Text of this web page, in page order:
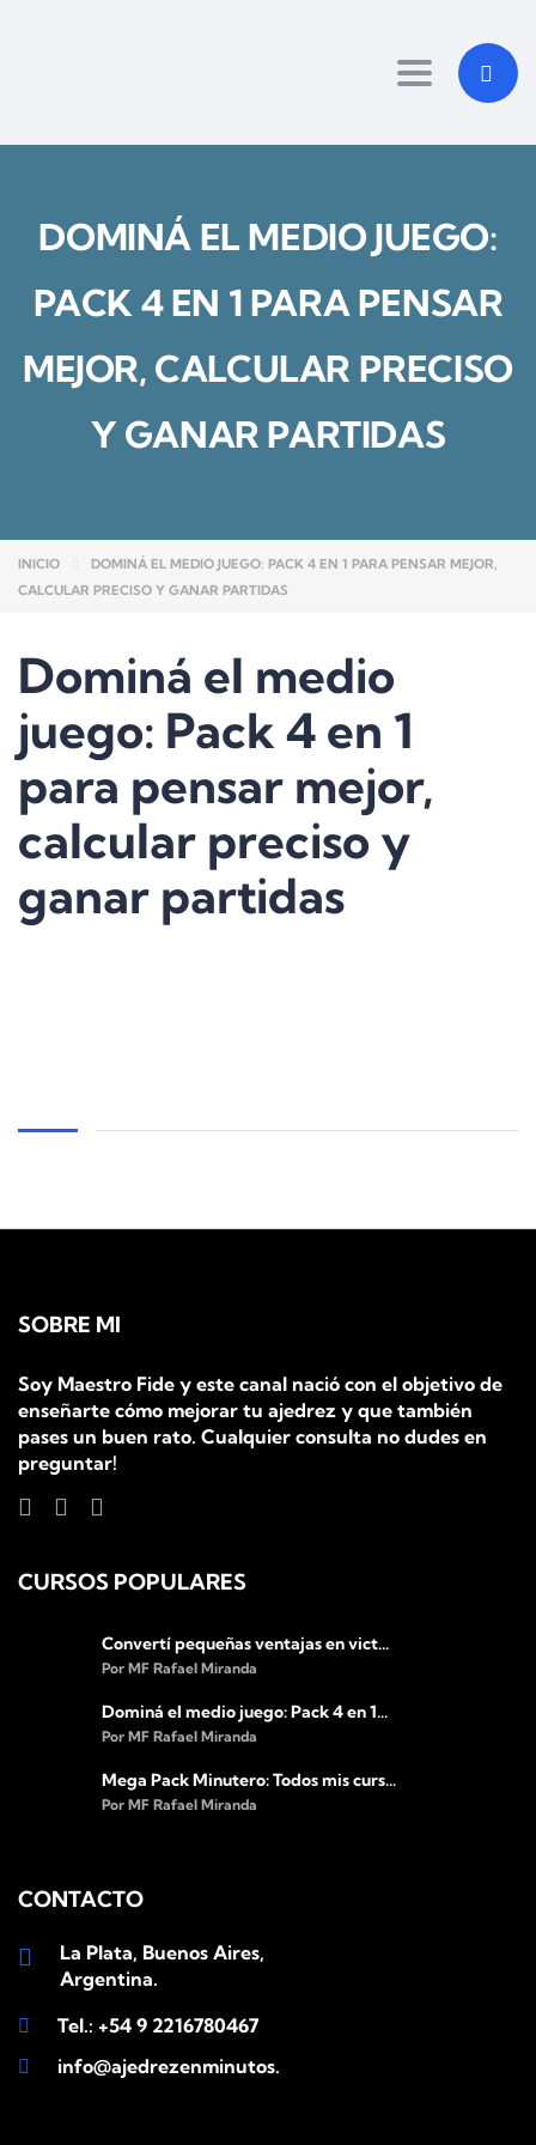
Toggle
DOMINÁ EL MEDIO JUEGO:
PACK 4 EN 1 PARA PENSAR
MEJOR, CALCULAR PRECISO
Y GANAR PARTIDAS
INICIO
DOMINÁ EL MEDIO JUEGO: PACK 4 EN 1 PARA PENSAR MEJOR,
CALCULAR PRECISO Y GANAR PARTIDAS
Dominá el medio
juego: Pack 4 en 1
para pensar mejor,
calcular preciso y
ganar partidas
SOBRE MI
Soy Maestro Fide y este canal nació con el objetivo de
enseñarte cómo mejorar tu ajedrez y que también
pases un buen rato. Cualquier consulta no dudes en
preguntar!
CURSOS POPULARES
Convertí pequeñas ventajas en vict...
Por MF Rafael Miranda
Dominá el medio juego: Pack 4 en 1...
Por MF Rafael Miranda
Mega Pack Minutero: Todos mis curs...
Por MF Rafael Miranda
CONTACTO
La Plata, Buenos Aires,
Argentina.
Tel.: +54 9 2216780467
info@ajedrezenminutos.com